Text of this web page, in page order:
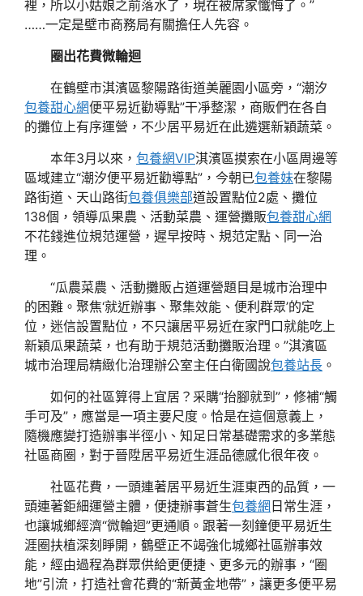
裡，所以小姑娘之前落水了，現在被席家懺悔了。”
……一定是壁市商務局有關擔任人先容。
圈出花費微輪迴
在鶴壁市淇濱區黎陽路街道美麗園小區旁，“潮汐
包養甜心網便平易近勸導點”干凈整潔，商販們在各自
的攤位上有序運營，不少居平易近在此遴選新穎蔬菜。
本年3月以來， 包養網VIP淇濱區摸索在小區周邊等
區域建立“潮汐便平易近勸導點”，今朝已包養妹在黎陽
路街道、天山路街包養俱樂部道設置點位2處、攤位
138個，領導瓜果農、活動菜農、運營攤販包養甜心網
不花錢進位規范運營，遲早按時、規范定點、同一治
理。
“瓜農菜農、活動攤販占道運營題目是城市治理中
的困難。聚焦‘就近辦事、聚集效能、便利群眾’的定
位，迷信設置點位，不只讓居平易近在家門口就能吃上
新穎瓜果蔬菜，也有助于規范活動攤販治理。”淇濱區
城市治理局精緻化治理辦公室主任白衛國說包養站長 。
如何的社區算得上宜居？采購“抬腳就到”，修補“觸
手可及”，應當是一項主要尺度。恰是在這個意義上，
隨機應變打造辦事半徑小、知足日常基礎需求的多業態
社區商圈，對于晉陞居平易近生涯品德感化很年夜。
社區花費，一頭連著居平易近生涯東西的品質，一
頭連著鉅細運營主體，便捷辦事蒼生包養網 日常生涯，
也讓城鄉經濟“微輪迴”更通順。跟著一刻鐘便平易近生
涯圈扶植深刻睜開，鶴壁正不竭強化城鄉社區辦事效
能，經由過程為群眾供給更便捷、更多元的辦事，“圈
地”引流，打造社會花費的“新黃金地帶”，讓更多便平易